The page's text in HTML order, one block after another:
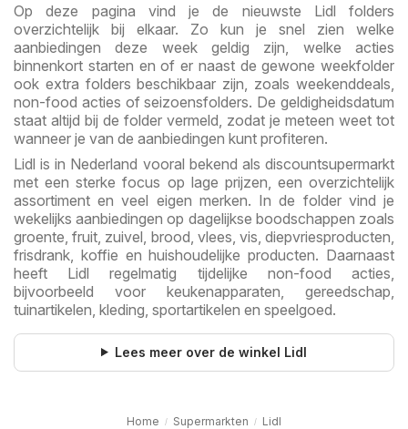
Op deze pagina vind je de nieuwste Lidl folders
overzichtelijk bij elkaar. Zo kun je snel zien welke
aanbiedingen deze week geldig zijn, welke acties
binnenkort starten en of er naast de gewone weekfolder
ook extra folders beschikbaar zijn, zoals weekenddeals,
non-food acties of seizoensfolders. De geldigheidsdatum
staat altijd bij de folder vermeld, zodat je meteen weet tot
wanneer je van de aanbiedingen kunt profiteren.
Lidl is in Nederland vooral bekend als discountsupermarkt
met een sterke focus op lage prijzen, een overzichtelijk
assortiment en veel eigen merken. In de folder vind je
wekelijks aanbiedingen op dagelijkse boodschappen zoals
groente, fruit, zuivel, brood, vlees, vis, diepvriesproducten,
frisdrank, koffie en huishoudelijke producten. Daarnaast
heeft Lidl regelmatig tijdelijke non-food acties,
bijvoorbeeld voor keukenapparaten, gereedschap,
tuinartikelen, kleding, sportartikelen en speelgoed.
Lees meer over de winkel Lidl
Home Supermarkten Lidl